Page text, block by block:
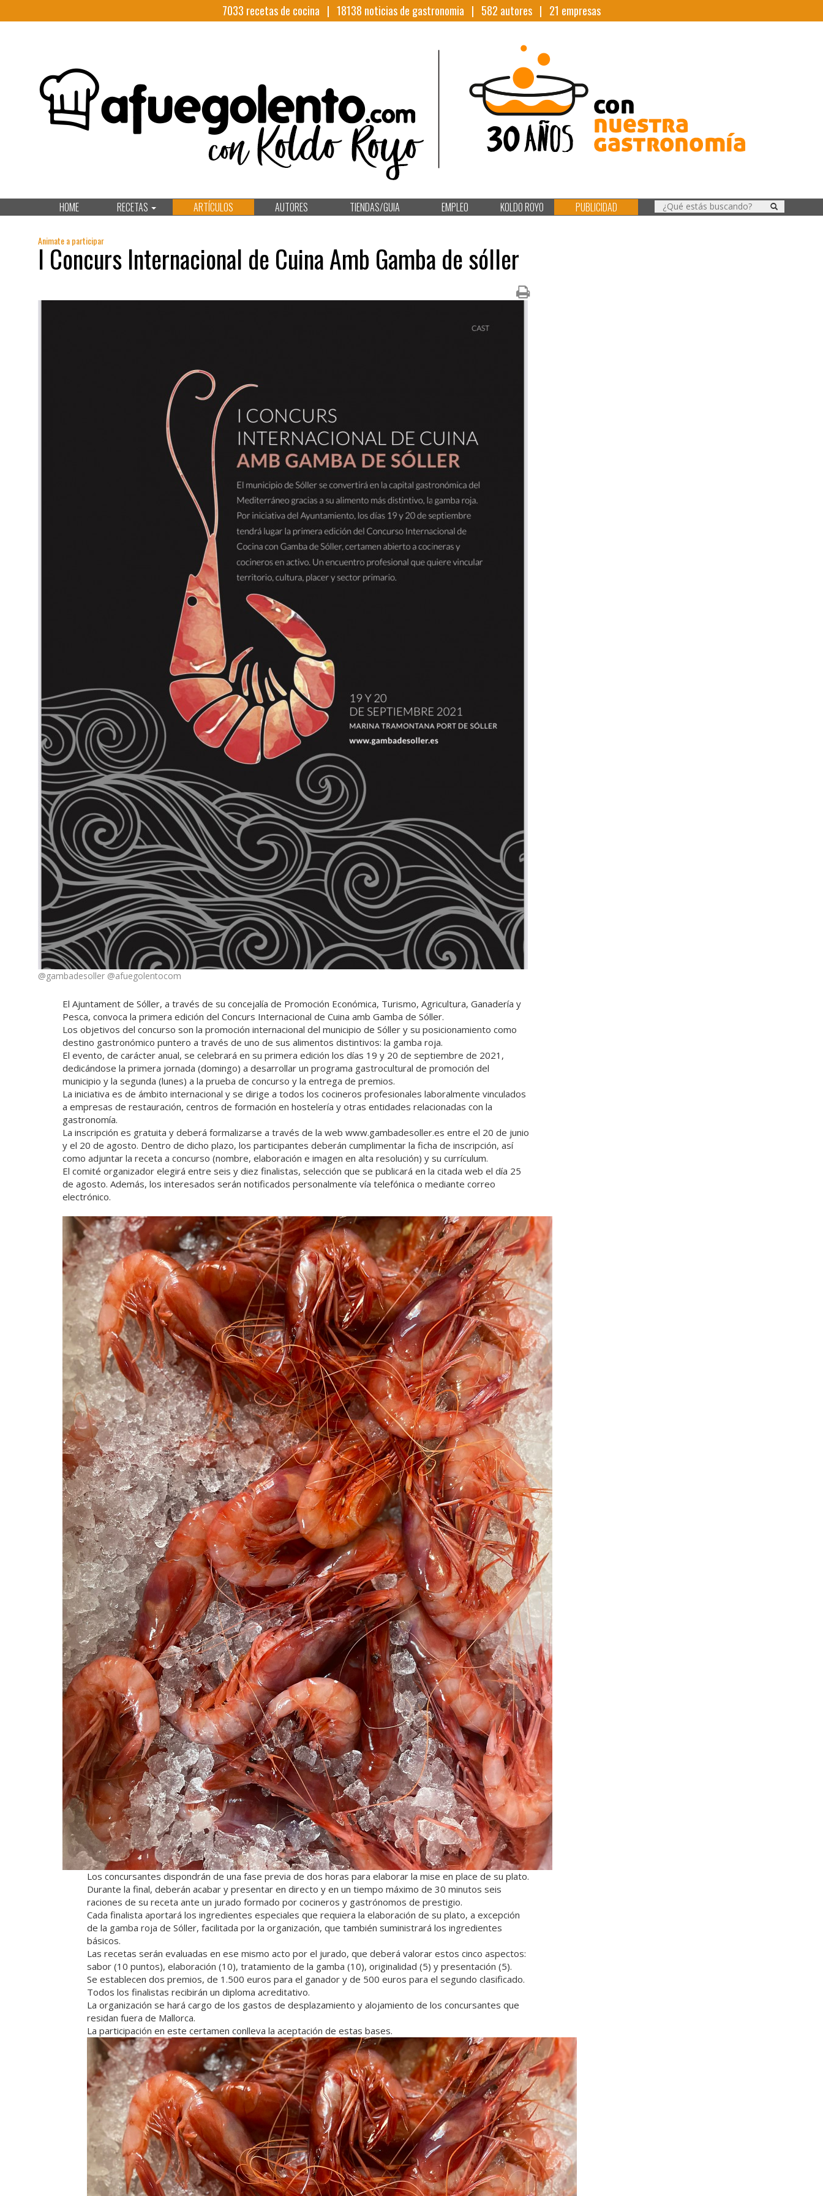
7033 recetas de cocina | 18138 noticias de gastronomia | 582 autores | 21 empresas
HOME RECETAS ARTÍCULOS AUTORES TIENDAS/GUIA EMPLEO KOLDO ROYO PUBLICIDAD
Animate a participar
I Concurs Internacional de Cuina Amb Gamba de sóller
@gambadesoller @afuegolentocom
El Ajuntament de Sóller, a través de su concejalía de Promoción Económica, Turismo, Agricultura, Ganadería y
Pesca, convoca la primera edición del Concurs Internacional de Cuina amb Gamba de Sóller.
Los objetivos del concurso son la promoción internacional del municipio de Sóller y su posicionamiento como
destino gastronómico puntero a través de uno de sus alimentos distintivos: la gamba roja.
El evento, de carácter anual, se celebrará en su primera edición los días 19 y 20 de septiembre de 2021,
dedicándose la primera jornada (domingo) a desarrollar un programa gastrocultural de promoción del
municipio y la segunda (lunes) a la prueba de concurso y la entrega de premios.
La iniciativa es de ámbito internacional y se dirige a todos los cocineros profesionales laboralmente vinculados
a empresas de restauración, centros de formación en hostelería y otras entidades relacionadas con la
gastronomía.
La inscripción es gratuita y deberá formalizarse a través de la web www.gambadesoller.es entre el 20 de junio
y el 20 de agosto. Dentro de dicho plazo, los participantes deberán cumplimentar la ficha de inscripción, así
como adjuntar la receta a concurso (nombre, elaboración e imagen en alta resolución) y su currículum.
El comité organizador elegirá entre seis y diez finalistas, selección que se publicará en la citada web el día 25
de agosto. Además, los interesados serán notificados personalmente vía telefónica o mediante correo
electrónico.
Los concursantes dispondrán de una fase previa de dos horas para elaborar la mise en place de su plato.
Durante la final, deberán acabar y presentar en directo y en un tiempo máximo de 30 minutos seis
raciones de su receta ante un jurado formado por cocineros y gastrónomos de prestigio.
Cada finalista aportará los ingredientes especiales que requiera la elaboración de su plato, a excepción
de la gamba roja de Sóller, facilitada por la organización, que también suministrará los ingredientes
básicos.
Las recetas serán evaluadas en ese mismo acto por el jurado, que deberá valorar estos cinco aspectos:
sabor (10 puntos), elaboración (10), tratamiento de la gamba (10), originalidad (5) y presentación (5).
Se establecen dos premios, de 1.500 euros para el ganador y de 500 euros para el segundo clasificado.
Todos los finalistas recibirán un diploma acreditativo.
La organización se hará cargo de los gastos de desplazamiento y alojamiento de los concursantes que
residan fuera de Mallorca.
La participación en este certamen conlleva la aceptación de estas bases.